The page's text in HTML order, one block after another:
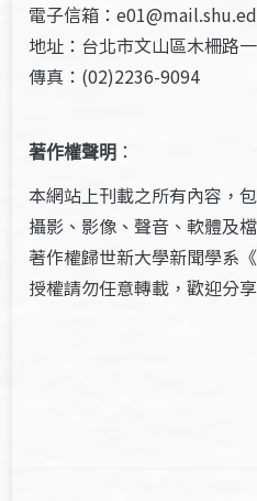
電子信箱：
地址：台北市文山區木柵路
傳真：(02)2236-9094
著作權聲明 ：
本網站上刊載之所有內容，
攝影、影像、聲音、軟體及
著作權歸世新大學新聞學系
授權請勿任意轉載，歡迎分享